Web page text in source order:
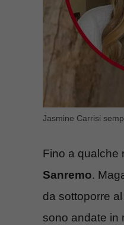
Jasmine Carrisi
Fino a qualche
Sanremo.
da sottoporre
sono andate in